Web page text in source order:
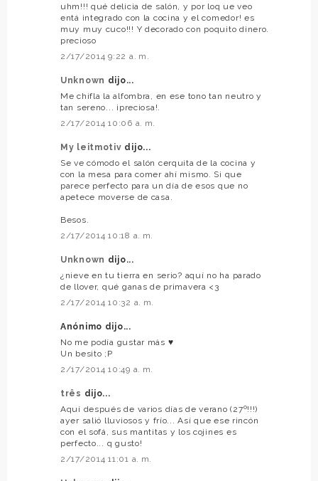
uhm!!! qué delicia de salón, y por loq ue veo
entá integrado con la cocina y el comedor! es
muy muy cuco!!! Y decorado con poquito dinero.
precioso
2/17/2014 9:22 a. m.
Unknown dijo...
Me chifla la alfombra, en ese tono tan neutro y
tan sereno... ¡preciosa!.
2/17/2014 10:06 a. m.
My leitmotiv dijo...
Se ve cómodo el salón cerquita de la cocina y
con la mesa para comer ahí mismo. Si que
parece perfecto para un día de esos que no
apetece moverse de casa.
Besos.
2/17/2014 10:18 a. m.
Unknown dijo...
¿nieve en tu tierra en serio? aquí no ha parado
de llover, qué ganas de primavera <3
2/17/2014 10:32 a. m.
Anónimo dijo...
No me podía gustar más ♥
Un besito ;P
2/17/2014 10:49 a. m.
três dijo...
Aquí después de varios días de verano (27º!!!)
ayer salió lluviosos y frío... Así que ese rincón
con el sofá, sus mantitas y los cojines es
perfecto... q gusto!
2/17/2014 11:01 a. m.